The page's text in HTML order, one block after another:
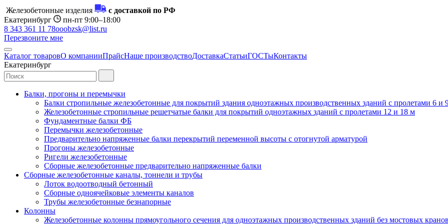
Железобетонные изделия
с доставкой по РФ
Екатеринбург
пн-пт 9:00–18:00
8 343 361 11 78ooobzsk@list.ru
Перезвоните мне
Каталог товаровО компанииПрайсНаше производствоДоставкаСтатьиГОСТыКонтакты
Екатеринбург
Балки, прогоны и перемычки
Балки стропильные железобетонные для покрытий здания одноэтажных производственных зданий с пролетами 6
Железобетонные стропильные решетчатые балки для покрытий одноэтажных зданий с пролетами 12 и 18 м
Фундаментные балки ФБ
Перемычки железобетонные
Предварительно напряженные балки перекрытий переменной высоты с отогнутой арматурой
Прогоны железобетонные
Ригели железобетонные
Сборные железобетонные предварительно напряженные балки
Сборные железобетонные каналы, тоннели и трубы
Лоток водоотводный бетонный
Сборные одноячейковые элементы каналов
Трубы железобетонные безнапорные
Колонны
Железобетонные колонны прямоугольного сечения для одноэтажных производственных зданий без мостовых кранов